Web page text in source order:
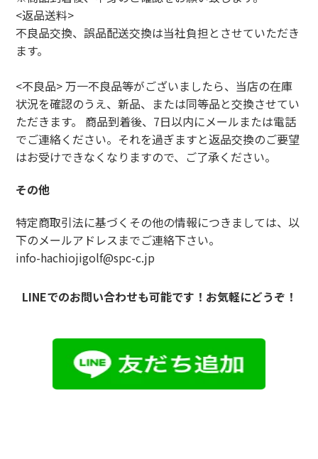
<返品送料>
不良品交換、誤品配送交換は当社負担とさせていただき
ます。
<不良品> 万一不良品等がございましたら、当店の在庫
状況を確認のうえ、新品、または同等品と交換させてい
ただきます。 商品到着後、7日以内にメールまたは電話
でご連絡ください。それを過ぎますと返品交換のご要望
はお受けできなくなりますので、ご了承ください。
その他
特定商取引法に基づくその他の情報につきましては、以
下のメールアドレスまでご連絡下さい。
info-hachiojigolf@spc-c.jp
LINEでのお問い合わせも可能です！お気軽にどうぞ！